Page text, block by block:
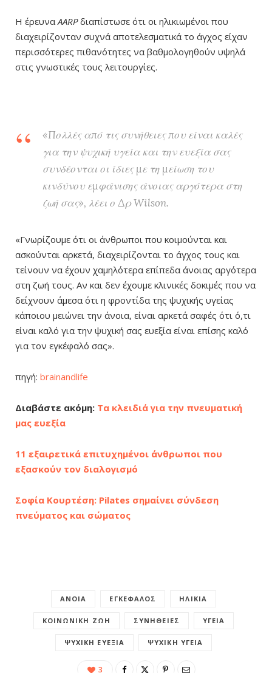
Η έρευναAARPδιαπίστωσε ότι οι ηλικιωμένοι που
διαχειρίζονταν συχνά αποτελεσματικά το άγχος είχαν
περισσότερες πιθανότητες να βαθμολογηθούν υψηλά
στις γνωστικές τους λειτουργίες.
«Πολλές από τις συνήθειες που είναι καλές
για την ψυχική υγεία και την ευεξία σας
συνδέονται οι ίδιες με τη μείωση του
κινδύνου εμφάνισης άνοιας αργότερα στη
ζωή σας», λέει ο Δρ Wilson.
«Γνωρίζουμε ότι οι άνθρωποι που κοιμούνται και
ασκούνται αρκετά, διαχειρίζονται το άγχος τους και
τείνουν να έχουν χαμηλότερα επίπεδα άνοιας αργότερα
στη ζωή τους. Αν και δεν έχουμε κλινικές δοκιμές που να
δείχνουν άμεσα ότι η φροντίδα της ψυχικής υγείας
κάποιου μειώνει την άνοια, είναι αρκετά σαφές ότι ό,τι
είναι καλό για την ψυχική σας ευεξία είναι επίσης καλό
για τον εγκέφαλό σας».
πηγή: brainandlife
Διαβάστε ακόμη: Τα κλειδιά για την πνευματική
μας ευεξία
11 εξαιρετικά επιτυχημένοι άνθρωποι που
εξασκούν τον διαλογισμό
Σοφία Κουρτέση: Pilates σημαίνει σύνδεση
πνεύματος και σώματος
ΆΝΟΙΑ ΕΓΚΈΦΑΛΟΣ ΗΛΙΚΊΑ
ΚΟΙΝΩΝΙΚΉ ΖΩΉ ΣΥΝΉΘΕΙΕΣ ΥΓΕΊΑ
ΨΥΧΙΚΉ ΕΥΕΞΊΑ ΨΥΧΙΚΉ ΥΓΕΊΑ
3